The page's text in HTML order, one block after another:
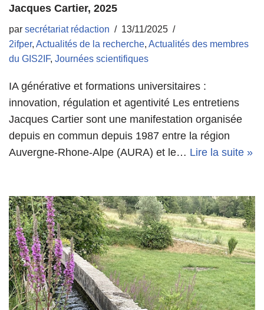
Jacques Cartier, 2025
par secrétariat rédaction
13/11/2025
2ifper, Actualités de la recherche, Actualités des membres
du GIS2IF, Journées scientifiques
IA générative et formations universitaires :
innovation, régulation et agentivité Les entretiens
Jacques Cartier sont une manifestation organisée
depuis en commun depuis 1987 entre la région
Auvergne-Rhone-Alpe (AURA) et le… Lire la suite »